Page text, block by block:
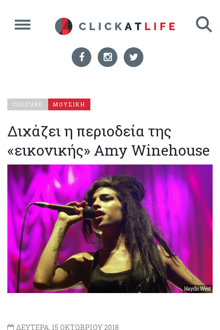
CULTURE ΜΟΥΣΙΚΗ
Διχάζει η περιοδεία της
«εικονικής» Amy Winehouse
Haydn West
ΔΕΥΤΕΡΑ, 15 ΟΚΤΩΒΡΙΟΥ 2018